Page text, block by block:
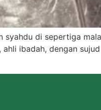
di sepertiga
ibadah, dengan